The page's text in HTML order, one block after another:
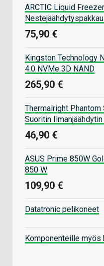
ARCTIC Liquid
75,90 €
Kingston Technology
4.0 NVMe 3D NAND
265,90 €
Thermalright Phantom
Suoritin
46,90 €
ASUS Prime 850W
850 W
109,90 €
Datatronic pelikoneet
Komponenteille myös